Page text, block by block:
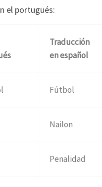
el portugués:
Traducción
en español
Fútbol
Nailon
Penalidad